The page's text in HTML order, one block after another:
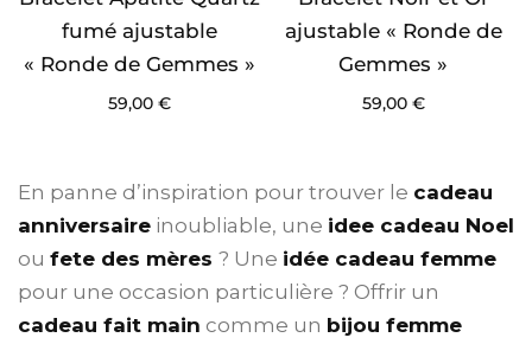
fumé ajustable
« Ronde de Gemmes »
59,00 €
ajustable « Ronde de
Gemmes »
59,00 €
En panne d’inspiration pour trouver le cadeau
anniversaire inoubliable, une idee cadeau Noel
ou fete des mères ? Une idée cadeau femme
pour une occasion particulière ? Offrir un
cadeau fait main comme un bijou femme